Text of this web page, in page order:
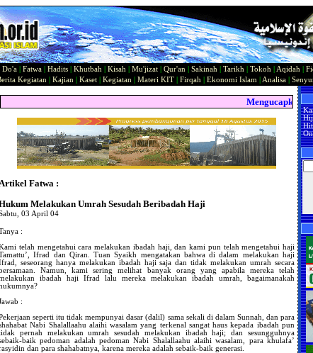
Do'a Fatwa Hadits Khutbah Kisah Mu'jizat Qur'an Sakinah Tarikh Tokoh Aqidah
Kegiatan Kajian Kaset| Kegiatan Materi KIT| Firqah Ekonomi Islam Analisa|
Mengucapkan
Artikel Fatwa :
Melakukan Umrah Sesudah Beribadah Haji
03 April 04
:
telah mengetahui cara melakukan ibadah haji, dan kami pun telah mengetahui haji
Ifrad dan Qiran. Tuan Syaikh mengatakan bahwa di dalam melakukan haji
seseorang hanya melakukan ibadah haji saja dan tidak melakukan umrah secara
Namun, kami sering melihat banyak orang yang apabila mereka telah
ibadah haji Ifrad lalu mereka melakukan ibadah umrah, bagaimanakah
:
seperti itu tidak mempunyai dasar (dalil) sama sekali di dalam Sunnah, dan para
Nabi Shalallaahu alaihi wasalam yang terkenal sangat haus kepada ibadah pun
pernah melakukan umrah sesudah melakukan ibadah haji; dan sesungguhnya
baik pedoman adalah pedoman Nabi Shalallaahu alaihi wasalam, para khulafa’
dan para shahabatnya, karena mereka adalah sebaik-baik generasi.